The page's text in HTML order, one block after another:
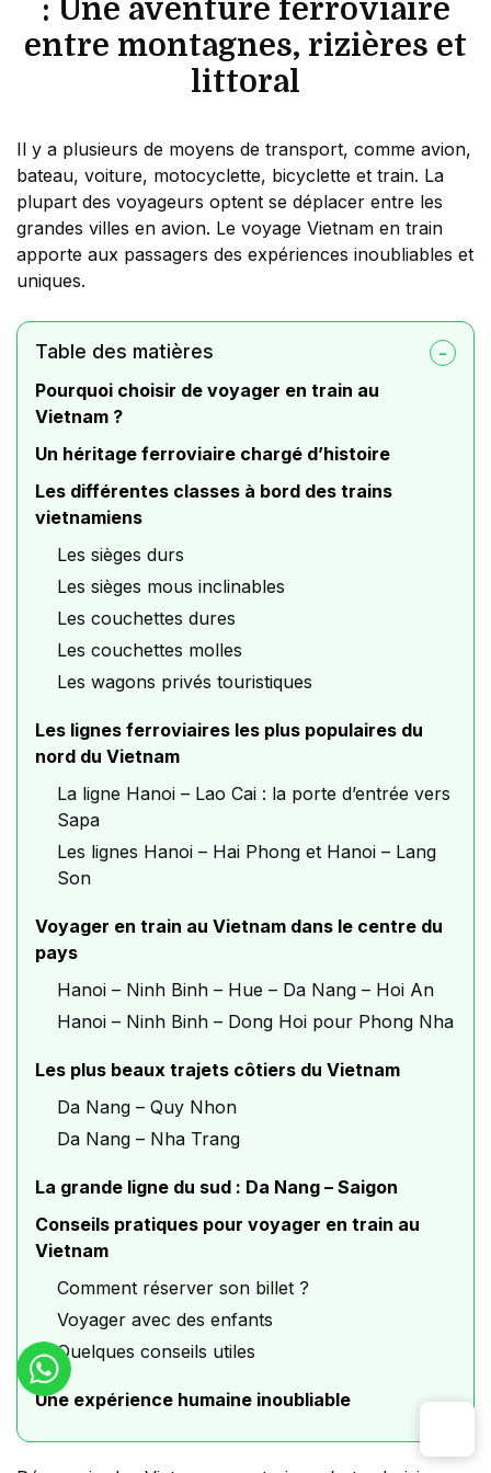
: Une aventure ferroviaire
entre montagnes, rizières et
littoral
Il y a plusieurs de moyens de transport, comme avion,
bateau, voiture, motocyclette, bicyclette et train. La
plupart des voyageurs optent se déplacer entre les
grandes villes en avion. Le voyage Vietnam en train
apporte aux passagers des expériences inoubliables et
uniques.
Table des matières
Pourquoi choisir de voyager en train au
Vietnam ?
Un héritage ferroviaire chargé d’histoire
Les différentes classes à bord des trains
vietnamiens
Les sièges durs
Les sièges mous inclinables
Les couchettes dures
Les couchettes molles
Les wagons privés touristiques
Les lignes ferroviaires les plus populaires du
nord du Vietnam
La ligne Hanoi – Lao Cai : la porte d’entrée vers
Sapa
Les lignes Hanoi – Hai Phong et Hanoi – Lang
Son
Voyager en train au Vietnam dans le centre du
pays
Hanoi – Ninh Binh – Hue – Da Nang – Hoi An
Hanoi – Ninh Binh – Dong Hoi pour Phong Nha
Les plus beaux trajets côtiers du Vietnam
Da Nang – Quy Nhon
Da Nang – Nha Trang
La grande ligne du sud : Da Nang – Saigon
Conseils pratiques pour voyager en train au
Vietnam
Comment réserver son billet ?
Voyager avec des enfants
Quelques conseils utiles
Une expérience humaine inoubliable